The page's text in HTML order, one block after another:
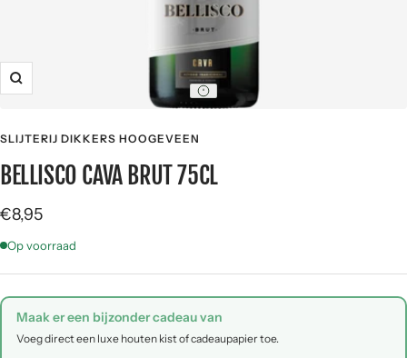
Zoom
SLIJTERIJ DIKKERS HOOGEVEEN
BELLISCO CAVA BRUT 75CL
Sale
price
€8,95
Op voorraad
Maak er een bijzonder cadeau van
Voeg direct een luxe houten kist of cadeaupapier toe.